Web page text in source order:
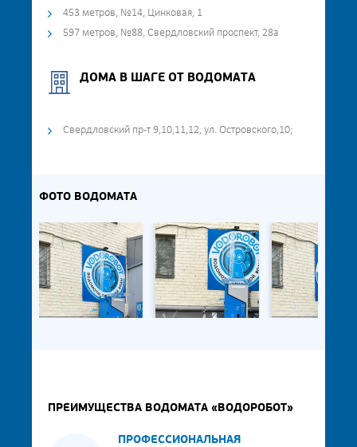
453 метров, №14, Цинковая, 1
597 метров, №88, Свердловский проспект, 28а
ДОМА В ШАГЕ ОТ ВОДОМАТА
Свердловский пр-т 9,10,11,12, ул. Островского,10;
ФОТО ВОДОМАТА
ПРЕИМУЩЕСТВА ВОДОМАТА «ВОДОРОБОТ»
ПРОФЕССИОНАЛЬНАЯ